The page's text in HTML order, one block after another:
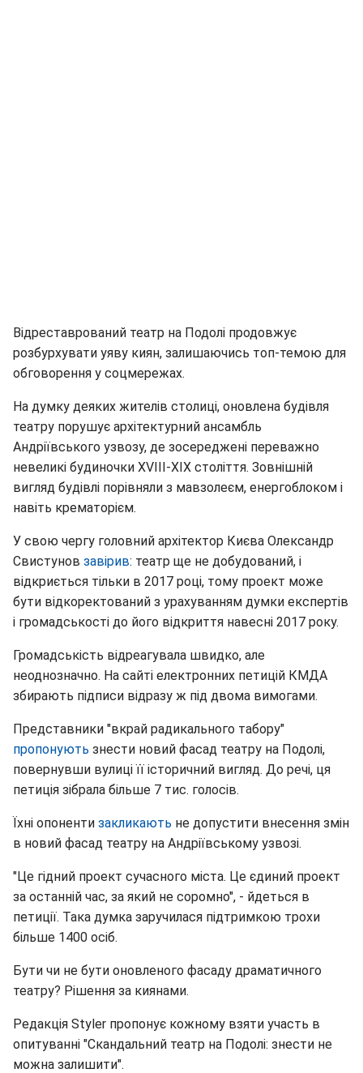
Відреставрований театр на Подолі продовжує
розбурхувати уяву киян, залишаючись топ-темою для
обговорення у соцмережах.
На думку деяких жителів столиці, оновлена будівля
театру порушує архітектурний ансамбль
Андріївського узвозу, де зосереджені переважно
невеликі будиночки XVIII-XIX століття. Зовнішній
вигляд будівлі порівняли з мавзолеєм, енергоблоком і
навіть крематорієм.
У свою чергу головний архітектор Києва Олександр
Свистунов завірив: театр ще не добудований, і
відкриється тільки в 2017 році, тому проект може
бути відкоректований з урахуванням думки експертів
і громадськості до його відкриття навесні 2017 року.
Громадськість відреагувала швидко, але
неоднозначно. На сайті електронних петицій КМДА
збирають підписи відразу ж під двома вимогами.
Представники "вкрай радикального табору"
пропонують знести новий фасад театру на Подолі,
повернувши вулиці її історичний вигляд. До речі, ця
петиція зібрала більше 7 тис. голосів.
Їхні опоненти закликають не допустити внесення змін
в новий фасад театру на Андріївському узвозі.
"Це гідний проект сучасного міста. Це єдиний проект
за останній час, за який не соромно", - йдеться в
петиції. Така думка заручилася підтримкою трохи
більше 1400 осіб.
Бути чи не бути оновленого фасаду драматичного
театру? Рішення за киянами.
Редакція Styler пропонує кожному взяти участь в
опитуванні "Скандальний театр на Подолі: знести не
можна залишити".